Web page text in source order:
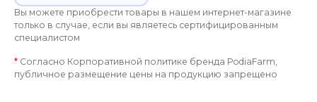
Вы можете приобрести товары в нашем интернет-магазине
только в случае, если вы являетесь сертифицированным
специалистом
* Согласно Корпоративной политике бренда PodiaFarm,
публичное размещение цены на продукцию запрещено